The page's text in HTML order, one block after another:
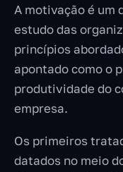
A motivação é um
estudo das
princípios
apontado como o
produtividade do
empresa.
Os primeiros
datados no meio